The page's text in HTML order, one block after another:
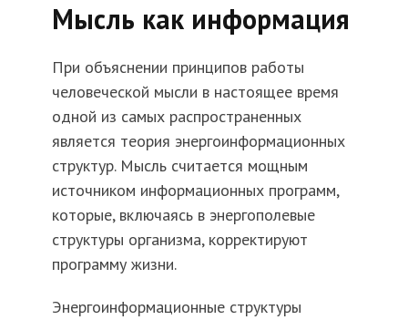
Мысль как информация
При объяснении принципов работы
человеческой мысли в настоящее время
одной из самых распространенных
является теория энергоинформационных
структур. Мысль считается мощным
источником информационных программ,
которые, включаясь в энергополевые
структуры организма, корректируют
программу жизни.
Энергоинформационные структуры